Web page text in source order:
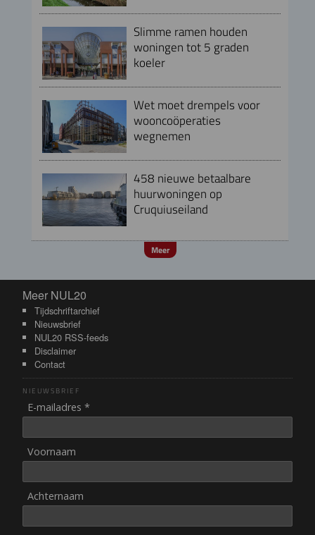
Slimme ramen houden
woningen tot 5 graden
koeler
Wet moet drempels voor
wooncoöperaties
wegnemen
458 nieuwe betaalbare
huurwoningen op
Cruquiuseiland
Meer
Meer NUL20
Meer NUL20
Tijdschriftarchief
Nieuwsbrief
NUL20 RSS-feeds
Disclaimer
Contact
NIEUWSBRIEF
E-mailadres *
Voornaam
Achternaam